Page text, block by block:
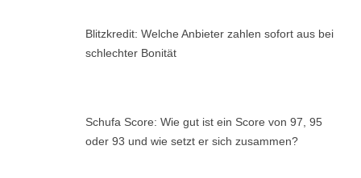
Blitzkredit: Welche Anbieter zahlen sofort aus bei
schlechter Bonität
Schufa Score: Wie gut ist ein Score von 97, 95
oder 93 und wie setzt er sich zusammen?